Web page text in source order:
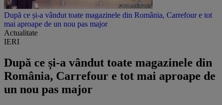
După ce și-a vândut toate magazinele din România, Carrefour e tot
mai aproape de un nou pas major
Actualitate
IERI
După ce și-a vândut toate magazinele din
România, Carrefour e tot mai aproape de
un nou pas major